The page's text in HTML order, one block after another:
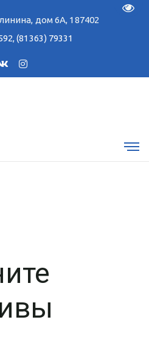
дом 6А, 187402
,(81363) 79331